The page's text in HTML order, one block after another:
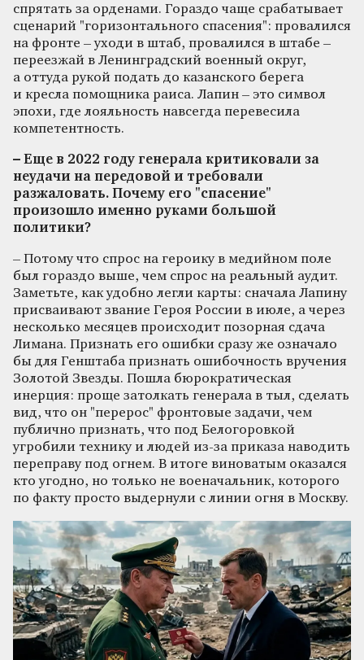
спрятать за орденами. Гораздо чаще срабатывает
сценарий "горизонтального спасения": провалился
на фронте – уходи в штаб, провалился в штабе –
переезжай в Ленинградский военный округ,
а оттуда рукой подать до казанского берега
и кресла помощника раиса. Лапин – это символ
эпохи, где лояльность навсегда перевесила
компетентность.
– Еще в 2022 году генерала критиковали за
неудачи на передовой и требовали
разжаловать. Почему его "спасение"
произошло именно руками большой
политики?
– Потому что спрос на героику в медийном поле
был гораздо выше, чем спрос на реальный аудит.
Заметьте, как удобно легли карты: сначала Лапину
присваивают звание Героя России в июле, а через
несколько месяцев происходит позорная сдача
Лимана. Признать его ошибки сразу же означало
бы для Генштаба признать ошибочность вручения
Золотой Звезды. Пошла бюрократическая
инерция: проще затолкать генерала в тыл, сделать
вид, что он "перерос" фронтовые задачи, чем
публично признать, что под Белогоровкой
угробили технику и людей из-за приказа наводить
переправу под огнем. В итоге виноватым оказался
кто угодно, но только не военачальник, которого
по факту просто выдернули с линии огня в Москву.